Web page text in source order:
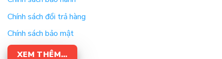
Chính sách đổi trả hàng
Chính sách bảo mật
XEM THÊM…